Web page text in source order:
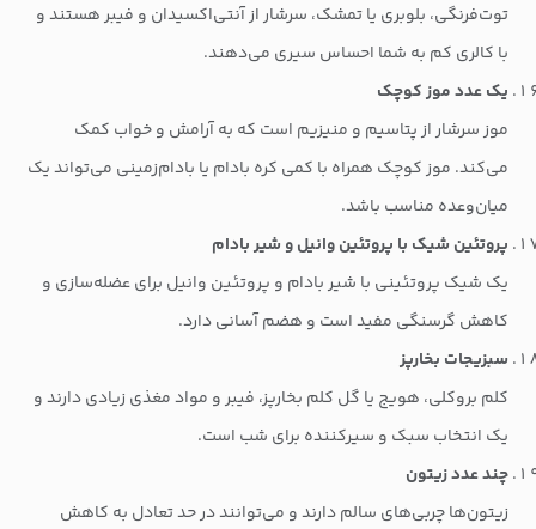
توت‌فرنگی، بلوبری یا تمشک، سرشار از آنتی‌اکسیدان و فیبر هستند و
با کالری کم به شما احساس سیری می‌دهند.
یک عدد موز کوچک
موز سرشار از پتاسیم و منیزیم است که به آرامش و خواب کمک
می‌کند. موز کوچک همراه با کمی کره بادام یا بادام‌زمینی می‌تواند یک
میان‌وعده مناسب باشد.
پروتئین شیک با پروتئین وانیل و شیر بادام
یک شیک پروتئینی با شیر بادام و پروتئین وانیل برای عضله‌سازی و
کاهش گرسنگی مفید است و هضم آسانی دارد.
سبزیجات بخارپز
کلم بروکلی، هویج یا گل کلم بخارپز، فیبر و مواد مغذی زیادی دارند و
یک انتخاب سبک و سیرکننده برای شب است.
چند عدد زیتون
زیتون‌ها چربی‌های سالم دارند و می‌توانند در حد تعادل به کاهش